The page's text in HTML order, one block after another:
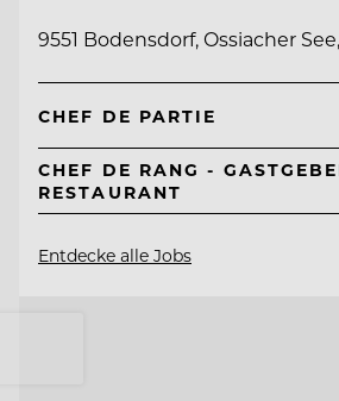
9551 Bodensdorf, Ossiacher
CHEF DE PARTIE
CHEF DE RANG -
RESTAURANT
Entdecke alle Jobs